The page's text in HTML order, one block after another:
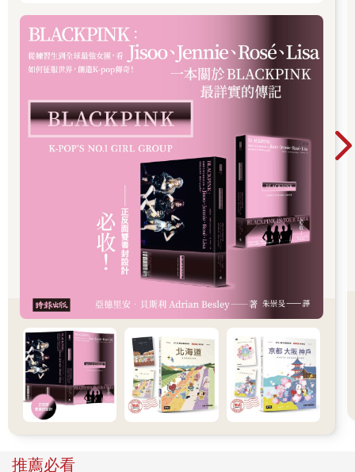
「カレーはかれー」 咖哩好辣啊！
諧音 カレー（咖哩）／ かれー（好辣）
笑點 「かれー」的重複使用，一個是食物一個是形容詞。好辣原
本是「辛（から）い」，不過年輕日本男生很愛把形容詞尾音變
成「え」。例如「すごい（好厲害）」會說成「すげー」；「じ
ゃない（不是）」會說成「じゃねー」。剛好「辛い」變化後會
變成「かれー」，就跟咖哩的「カレー」同音囉！是不是超酷
「ラクダに乗（の）ると楽だ」 騎上駱駝就會很輕鬆。
諧音 ラクダ（駱駝）／楽（らく）だ（輕鬆的）
笑點 「楽」是輕鬆的意思，其實很好記：輕鬆的時候就會快
「樂」！最後的「だ」就是「です」的常體，而將它們合起來就
變成跟駱駝的「ラクダ」一樣了！
第7章 日文慣用語：連貓的手都想借
「猫を被る」把貓戴在頭上居然能一秒「裝乖」？
想讓你的日文聽起來更道地更有 fu 嗎？那就一定不能錯過「慣用
語」！
不過光看慣用語一覽表，總覺得有點難懂、又有點無聊……別擔
心！這一章，獺獺準備了四個超有趣的小故事，讓你邊看故事、
自然就學會各種實用的慣用語！
故事有溫暖療癒的「貓咪咖啡廳」、熱鬧好玩的「動物園」、從
故事都是獨立的小篇章，搭配各種慣用語的自然用法，讓你讀著
推薦必看